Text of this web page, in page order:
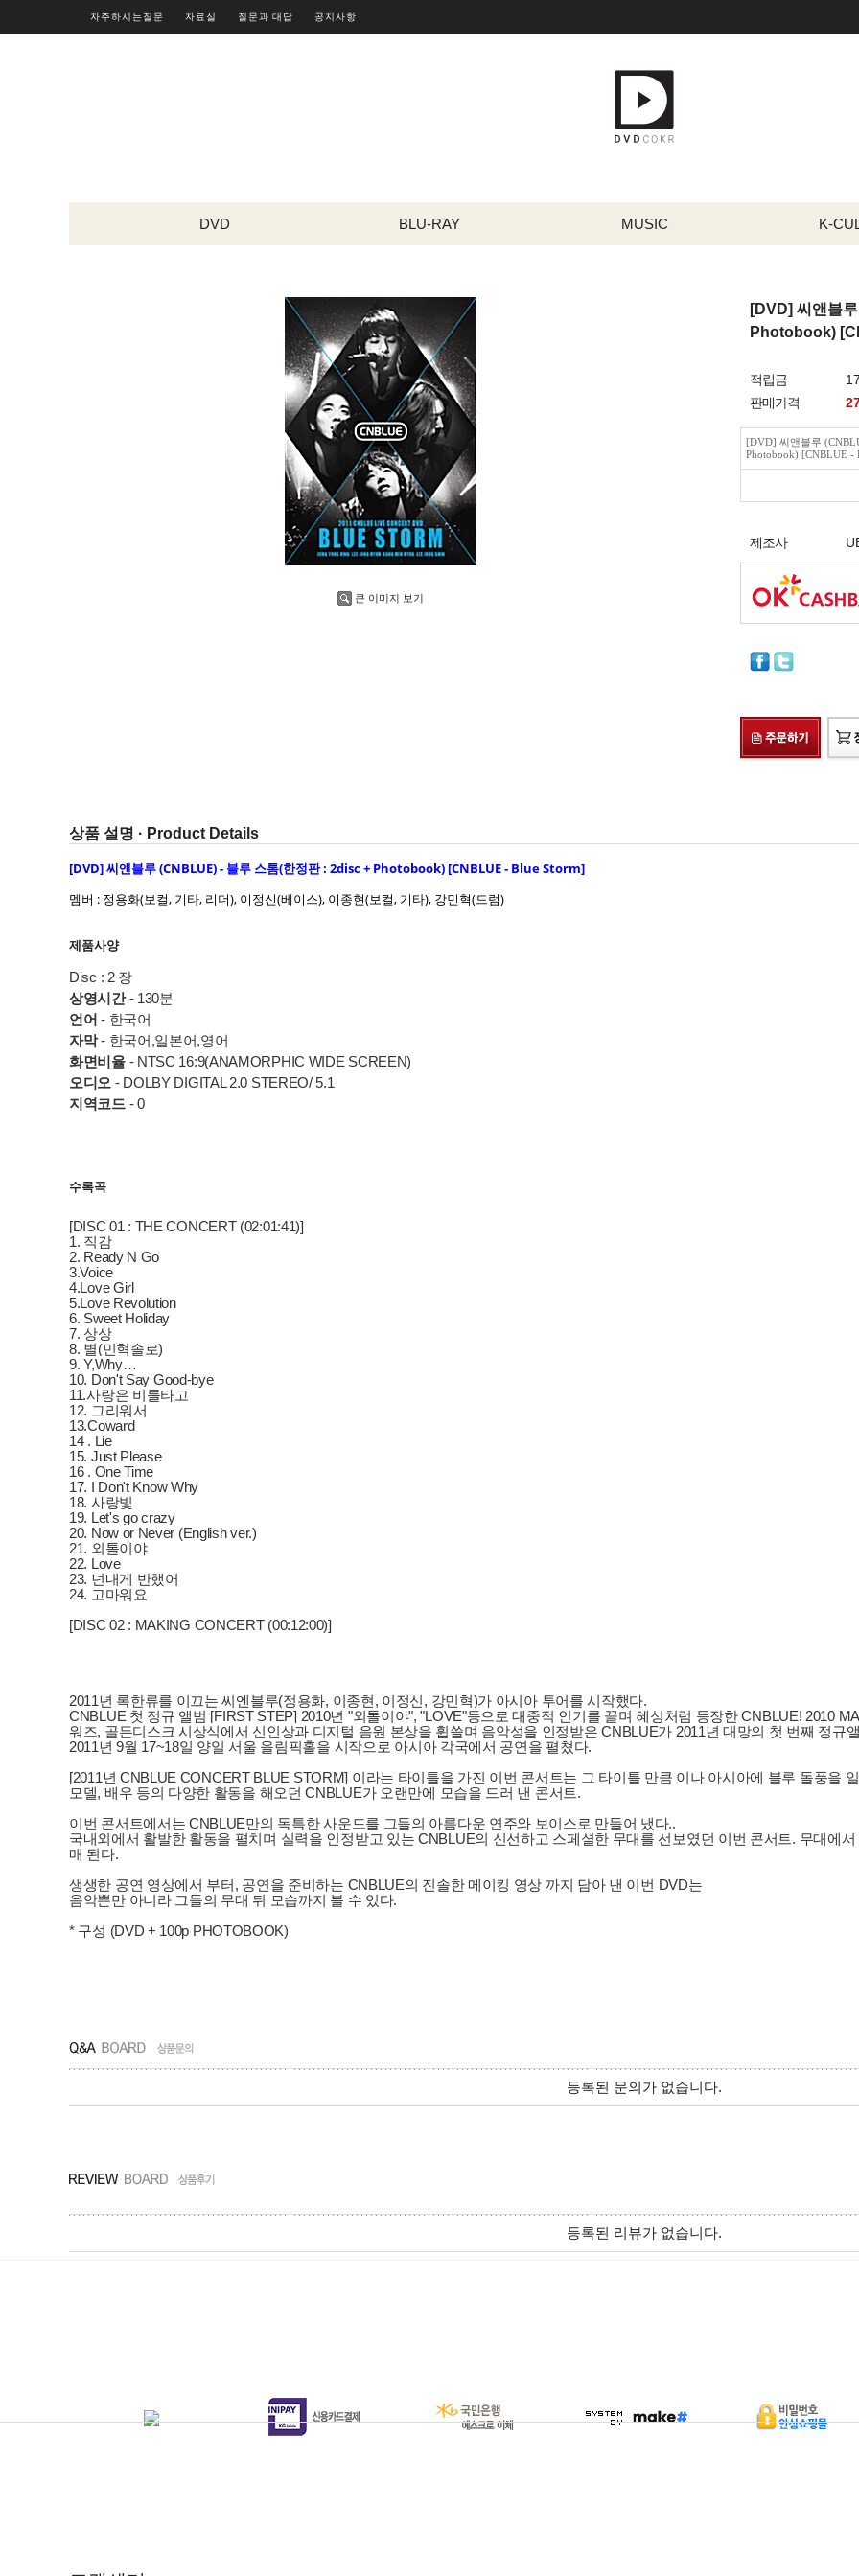
자주하시는질문 자료실 질문과 대답 공지사항
DVD BLU-RAY MUSIC K-
큰 이미지 보기
[DVD] 씨앤블
Photobook)
적립금
판매가격
[DVD] 씨앤블루
Photobook) [CNBLUE -
제조사
상품 설명 · Product Details
[DVD]씨앤블루 (CNBLUE) - 블루 스톰(한정판 : 2disc + Photobook) [CNBLUE - Blue Storm]
멤버 : 정용화(보컬, 기타, 리더), 이정신(베이스), 이종현(보컬, 기타), 강민혁(드럼)
제품사양
Disc : 2 장
상영시간 - 130분
언어 - 한국어
자막 - 한국어,일본어,영어
화면비율 - NTSC 16:9(ANAMORPHIC WIDE SCREEN)
오디오 - DOLBY DIGITAL 2.0 STEREO/ 5.1
지역코드 - 0
수록곡
[DISC 01 : THE CONCERT (02:01:41)]
1. 직감
2. Ready N Go
3.Voice
4.Love Girl
5.Love Revolution
6. Sweet Holiday
7. 상상
8. 별(민혁솔로)
9. Y,Why…
10. Don't Say Good-bye
11.사랑은 비를타고
12. 그리워서
13.Coward
14 . Lie
15. Just Please
16 . One Time
17. I Don't Know Why
18. 사랑빛
19. Let's go crazy
20. Now or Never (English ver.)
21. 외톨이야
22. Love
23. 넌내게 반했어
24. 고마워요
[DISC 02 : MAKING CONCERT (00:12:00)]
2011년 록한류를 이끄는 씨엔블루(정용화, 이종현, 이정신, 강민혁)가 아시아 투어를 시작했다.
CNBLUE 첫 정규 앨범 [FIRST STEP] 2010년 "외톨이야", "LOVE"등으로 대중적 인기를 끌며 혜성처럼 등장한 CNBLUE! 2010
워즈, 골든디스크 시상식에서 신인상과 디지털 음원 본상을 휩쓸며 음악성을 인정받은 CNBLUE가 2011년 대망의 첫 번째 정규
2011년 9월 17~18일 양일 서울 올림픽홀을 시작으로 아시아 각국에서 공연을 펼쳤다.
[2011년 CNBLUE CONCERT BLUE STORM] 이라는 타이틀을 가진 이번 콘서트는 그 타이틀 만큼 이나 아시아에 블루 돌풍을
모델, 배우 등의 다양한 활동을 해오던 CNBLUE가 오랜만에 모습을 드러 낸 콘서트.
이번 콘서트에서는 CNBLUE만의 독특한 사운드를 그들의 아름다운 연주와 보이스로 만들어 냈다..
국내외에서 활발한 활동을 펼치며 실력을 인정받고 있는 CNBLUE의 신선하고 스페셜한 무대를 선보였던 이번 콘서트. 무대에
매 된다.
생생한 공연 영상에서 부터, 공연을 준비하는 CNBLUE의 진솔한 메이킹 영상 까지 담아 낸 이번 DVD는
음악뿐만 아니라 그들의 무대 뒤 모습까지 볼 수 있다.
* 구성 (DVD + 100p PHOTOBOOK)
등록된 문의가 없습니다.
등록된 리뷰가 없습니다.